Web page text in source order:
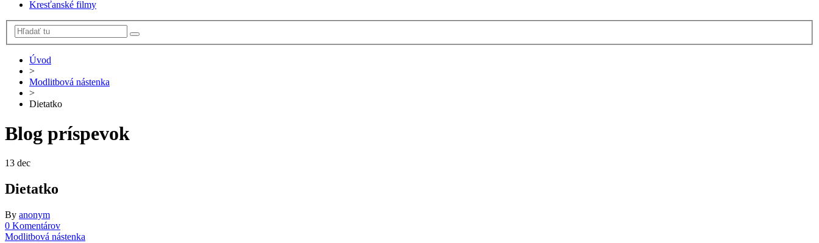
Kresťanské filmy
Úvod
>
Modlitbová nástenka
>
Dietatko
Blog príspevok
13 dec
Dietatko
By anonym
0 Komentárov
Modlitbová nástenka